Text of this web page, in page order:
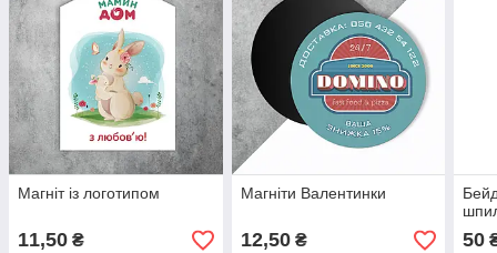
Магніт із логотипом
11,50 ₴
Магніти Валентинки
12,50₴ 50